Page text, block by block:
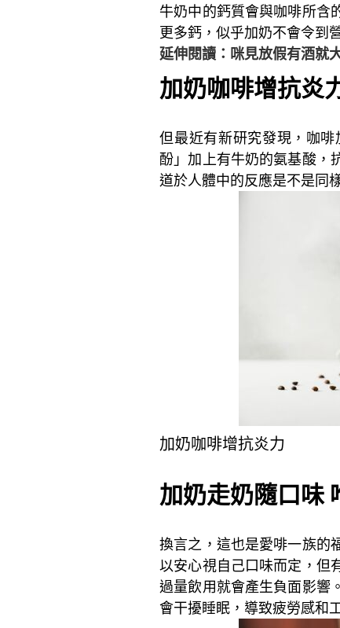
牛奶中的鈣質會與咖啡所含
更多鈣，似乎加奶不會令到
延伸閱讀：咪見放假有酒就
加奶咖啡增抗炎
但最近有新研究發現，咖
酚」加上有牛奶的氨基酸，
道於人體中的反應是不是同
加奶咖啡增抗炎力
加奶走奶隨口味
換言之，這也是愛啡一族的
以安心視自己口味而定，但
過量飲用就會產生負面影響
會干擾睡眠，導致疲勞感和